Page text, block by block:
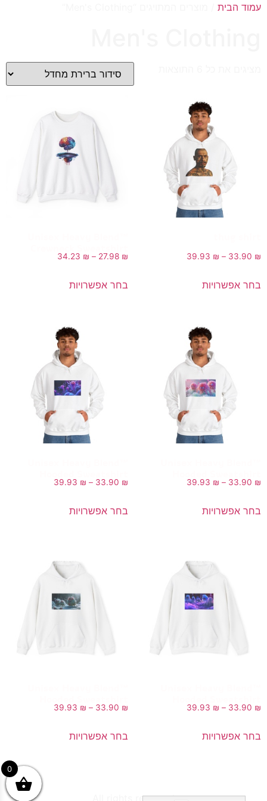
עמוד הבית
33.90 ₪
–
39.93 ₪
בחר אפשרויות
27.98 ₪
–
34.23 ₪
בחר אפשרויות
33.90 ₪
–
39.93 ₪
בחר אפשרויות
33.90 ₪
–
39.93 ₪
בחר אפשרויות
33.90 ₪
–
39.93 ₪
בחר אפשרויות
33.90 ₪
–
39.93 ₪
בחר אפשרויות
All rights reserved
0